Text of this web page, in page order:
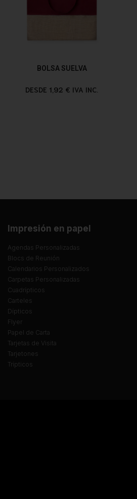
BOLSA SUELVA
DESDE 1,92 € IVA INC.
Impresión en papel
Agendas Personalizadas
Blocs de Reunión
Calendarios Personalizados
Carpetas Personalizadas
Cuadrípticos
Carteles
Dípticos
Flyer
Papel de Carta
Tarjetas de Visita
Tarjetones
Trípticos